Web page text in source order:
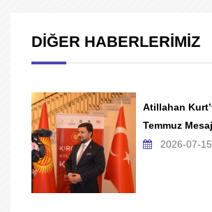
DİĞER HABERLERİMİZ
Atillahan
Temmuz
2026-07-15